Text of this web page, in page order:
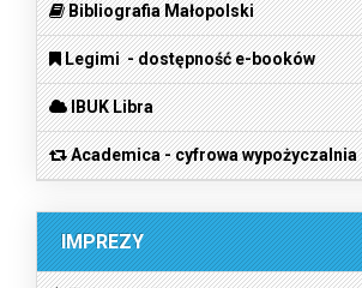
Bibliografia Małopolski
Legimi - dostępność e-booków
IBUK Libra
Academica - cyfrowa wypożyczalnia
IMPREZY